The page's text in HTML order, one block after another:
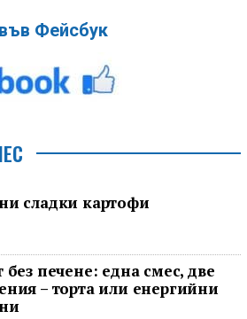
Фейсбук
сладки картофи
без печене: една смес, две
– торта или енергийни